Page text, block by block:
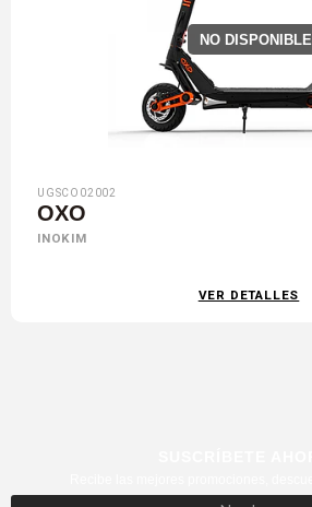
NO DISPONIBLE
UGSCO02002
OXO
INOKIM
VER DETALLES